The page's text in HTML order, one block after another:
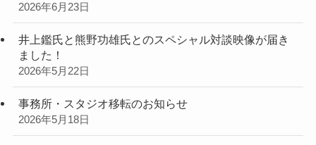
2026年6月23日
井上鑑氏と熊野功雄氏とのスペシャル対談映像が届き
ました！
2026年5月22日
事務所・スタジオ移転のお知らせ
2026年5月18日